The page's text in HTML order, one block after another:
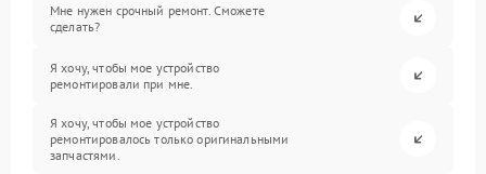
Мне нужен срочный ремонт. Сможете
сделать?
Я хочу, чтобы мое устройство
ремонтировали при мне.
Я хочу, чтобы мое устройство
ремонтировалось только оригинальными
запчастями.